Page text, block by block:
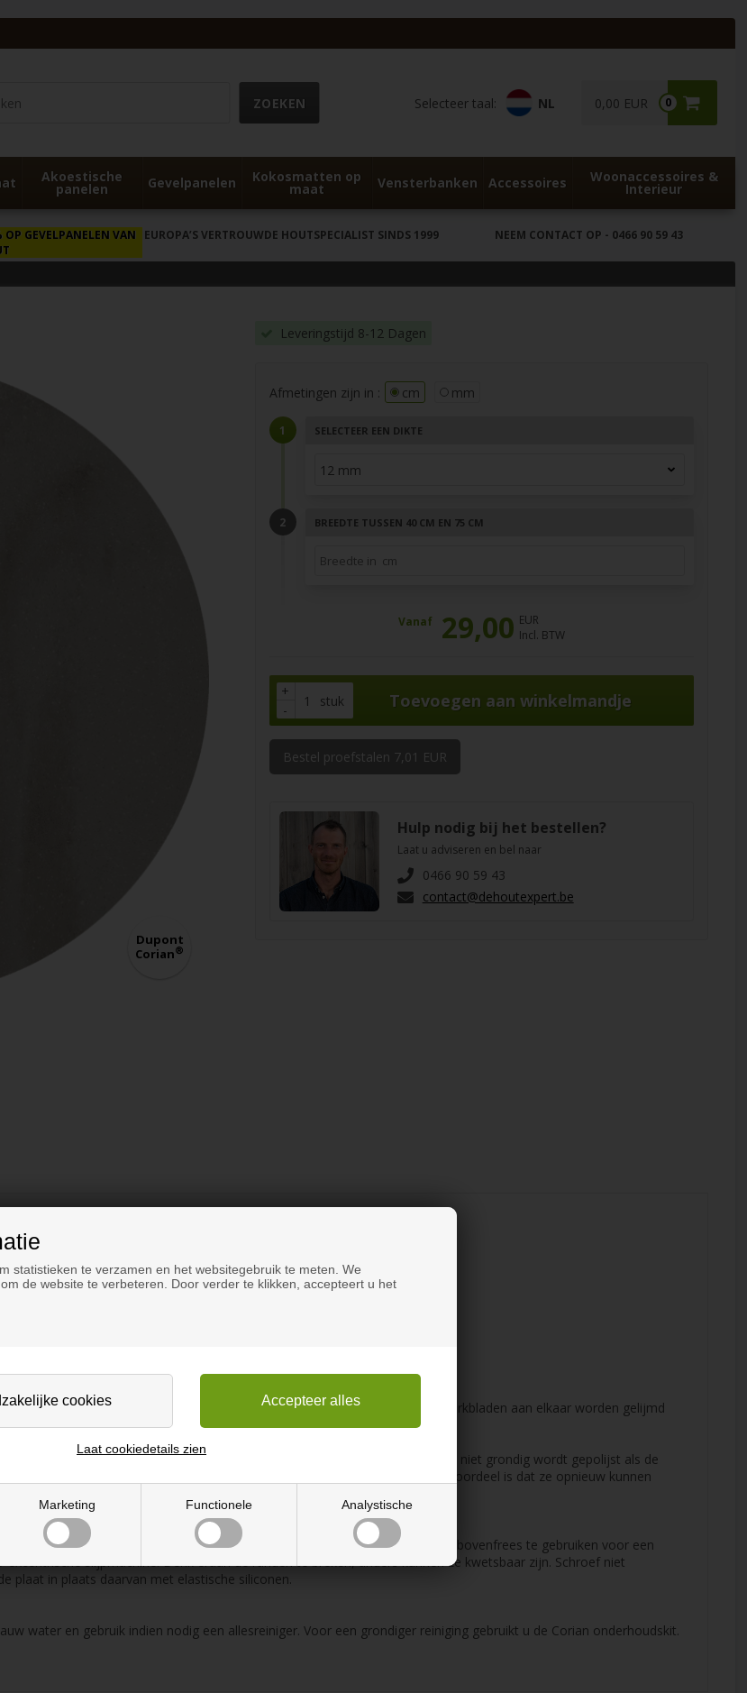
statistieken te verzamen en het websitegebruik te meten. We
de website te verbeteren. Door verder te klikken, accepteert u het
Marketing Functionele Analystische
Laat cookiedetails zien
Selecteer taal: NL 0
0,00 EUR
Akoestische
panelen Gevelpanelen Kokosmatten op
maat Vensterbanken Accessoires Woonaccessoires &
Interieur
GEVELPANELEN VAN EUROPA’S VERTROUWDE HOUTSPECIALIST SINDS 1999 NEEM CONTACT OP - 0466 90 59 43
Leveringstijd 8-12 Dagen
Dupont
Corian®
Afmetingen zijn in : cm mm
SELECTEER EEN DIKTE
BREEDTE TUSSEN 40 CM EN 75 CM
Vanaf 29,00 EUR
Incl. BTW
+
-
stuk
Bestel proefstalen 7,01 EUR
Hulp nodig bij het bestellen?
Laat u adviseren en bel naar
0466 90 59 43
contact@dehoutexpert.be
Dust.
warm aan, terwel het er ook heel goed uitziet. Bovendien kunnen Corian werkbladen aan elkaar worden gelijmd
enig vakmanschap.
niet in de plaat. Vuil kan zich echter in de slijpsporen nestelen als de plaat niet grondig wordt gepolijst als de
afwerkt met korrel 400. Corian platen kunnen worden bekrast, maar het voordeel is dat ze opnieuw kunnen
messen met fijne tanden en hardmetalen gereedschap. We raden aan een bovenfrees te gebruiken voor een
slijpmachine. Denk eraan de randen te breken, anders kunnen ze kwetsbaar zijn. Schroef niet
plaat in plaats daarvan met elastische siliconen.
water en gebruik indien nodig een allesreiniger. Voor een grondiger reiniging gebruikt u de Corian onderhoudskit.